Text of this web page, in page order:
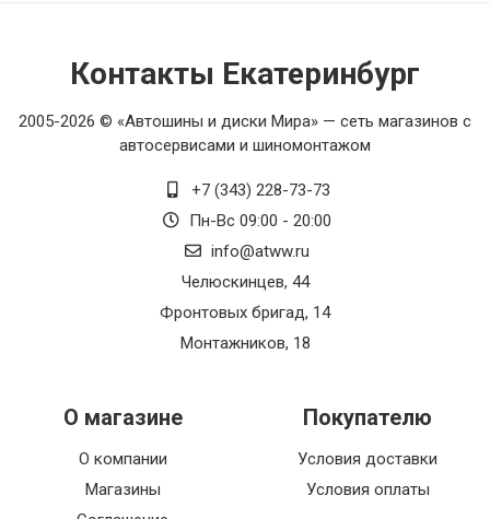
Контакты Екатеринбург
2005-2026 © «Автошины и диски Мира» — сеть магазинов с
автосервисами и шиномонтажом
+7 (343) 228-73-73
Пн-Вс 09:00 - 20:00
info@atww.ru
Челюскинцев, 44
Фронтовых бригад, 14
Монтажников, 18
О магазине
О компании
Магазины
Покупателю
Условия доставки
Условия оплаты